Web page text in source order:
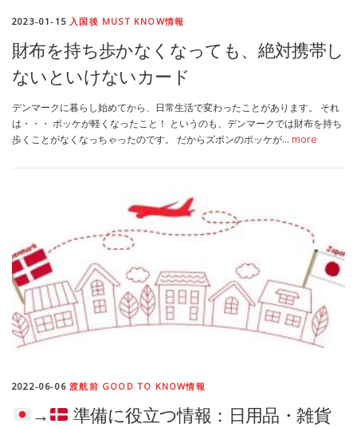
EVERYDAY– 日常ブログ
ABOUT US- サイトについて
2023-01-15 入国後 MUST KNOW情報
財布を持ち歩かなくなっても、絶対携帯し
ないといけないカード
デンマークに暮らし始めてから、日常生活で変わったことがあります。 それ
は・・・ ポッケが軽くなったこと！ というのも、デンマークでは財布を持ち
歩くことがなくなっちゃったのです。 だからズボンのポッケが… more
2022-06-06渡航前 GOOD TO KNOW情報
→
準備に役立つ情報：日用品・雑貨